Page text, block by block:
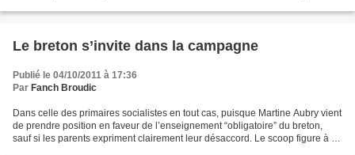
Le breton s’invite dans la campagne
Publié le 04/10/2011 à 17:36
Par Fanch Broudic
Dans celle des primaires socialistes en tout cas, puisque Martine Aubry vient
de prendre position en faveur de l’enseignement “obligatoire” du breton,
sauf si les parents expriment clairement leur désaccord. Le scoop figure à la